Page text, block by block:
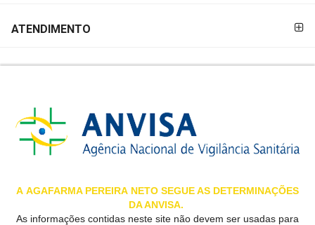
ATENDIMENTO
A AGAFARMA PEREIRA NETO SEGUE AS DETERMINAÇÕES
DA ANVISA.
As informações contidas neste site não devem ser usadas para